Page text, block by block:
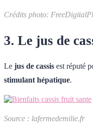
Crédits photo:
3. Le jus de
Le jus de cassis est réputé
stimulant hépatique.
Source : lafermedemilie.fr